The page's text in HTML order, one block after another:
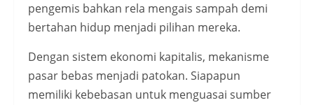
pengemis bahkan rela mengais sampah demi
bertahan hidup menjadi pilihan mereka.
Dengan sistem ekonomi kapitalis, mekanisme
pasar bebas menjadi patokan. Siapapun
memiliki kebebasan untuk menguasai sumber